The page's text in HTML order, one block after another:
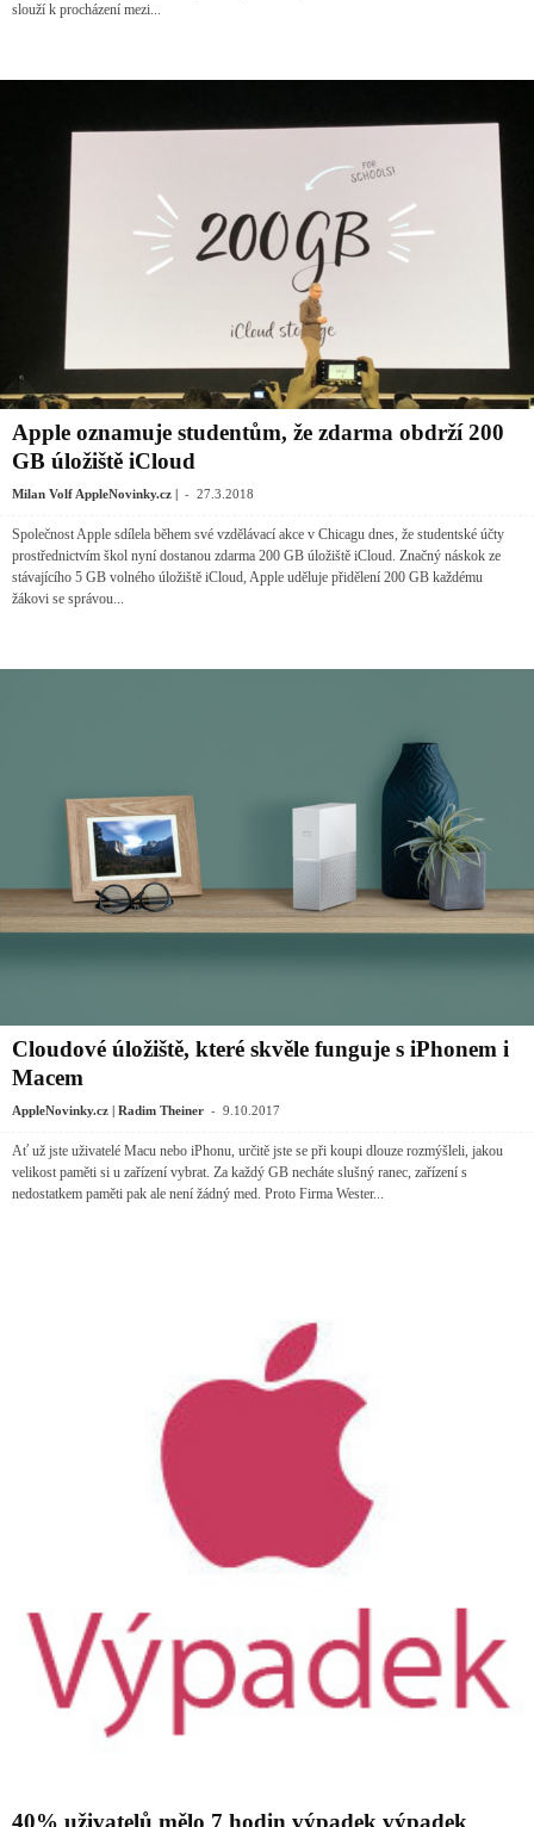
slouží k procházení mezi...
Apple oznamuje studentům, že zdarma obdrží 200
GB úložiště iCloud
Milan Volf AppleNovinky.cz | - 27.3.2018
Společnost Apple sdílela během své vzdělávací akce v Chicagu dnes, že studentské účty
prostřednictvím škol nyní dostanou zdarma 200 GB úložiště iCloud. Značný náskok ze
stávajícího 5 GB volného úložiště iCloud, Apple uděluje přidělení 200 GB každému
žákovi se správou...
Cloudové úložiště, které skvěle funguje s iPhonem i
Macem
AppleNovinky.cz | Radim Theiner - 9.10.2017
Ať už jste uživatelé Macu nebo iPhonu, určitě jste se při koupi dlouze rozmýšleli, jakou
velikost paměti si u zařízení vybrat. Za každý GB necháte slušný ranec, zařízení s
nedostatkem paměti pak ale není žádný med. Proto Firma Wester...
40% uživatelů mělo 7 hodin výpadek výpadek